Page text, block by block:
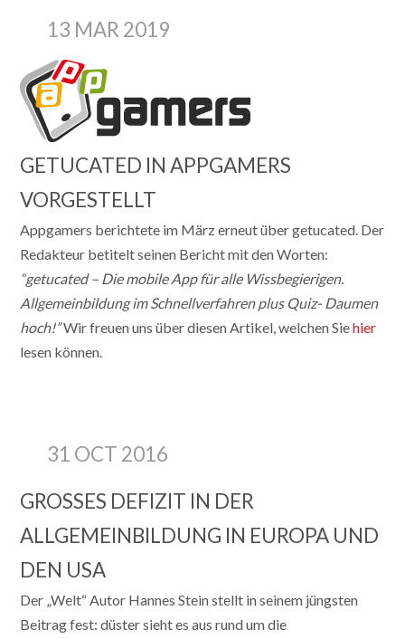
13 MAR 2019
GETUCATED IN APPGAMERS
VORGESTELLT
Appgamers berichtete im März erneut über getucated. Der
Redakteur betitelt seinen Bericht mit den Worten:
“getucated – Die mobile App für alle Wissbegierigen.
Allgemeinbildung im Schnellverfahren plus Quiz- Daumen
hoch!”Wir freuen uns über diesen Artikel, welchen Siehier
lesen können.
31 OCT 2016
GROSSES DEFIZIT IN DER A
LLGEMEINBILDUNG IN EUROPA UND D
EN USA
Der „Welt“ Autor Hannes Stein stellt in seinem jüngsten
Beitrag fest: düster sieht es aus rund um die